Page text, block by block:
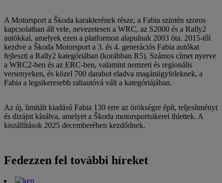
A Motorsport a Škoda karakterének része, a Fabia szintén szoros
kapcsolatban áll vele, nevezetesen a WRC, az S2000 és a Rally2
autókkal, amelyek ezen a platformon alapulnak 2003 óta. 2015-től
kezdve a Škoda Motorsport a 3. és 4. generációs Fabia autókat
fejleszti a Rally2 kategóriában (korábban R5). Számos címet nyerve
a WRC2-ben és az ERC-ben, valamint nemzeti és regionális
versenyeken, és közel 700 darabot eladva magánügyfeleknek, a
Fabia a legsikeresebb raliautóvá vált a kategóriájában.
Az új, limitált kiadású Fabia 130 erre az örökségre épít, teljesítményt
és dizájnt kínálva, amelyet a Škoda motorsportsikerei ihlettek. A
kiszállítások 2025 decemberében kezdődnek.
Fedezzen fel további híreket